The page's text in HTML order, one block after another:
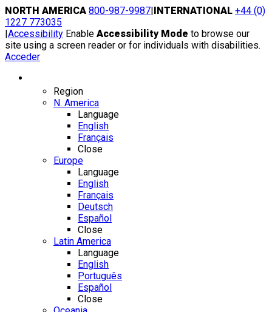
Skip
to
content
NORTH AMERICA 800-987-9987|INTERNATIONAL +44 (0)
1227 773035
|Accessibility Enable Accessibility Mode to browse our
site using a screen reader or for individuals with disabilities.
Acceder
Region
N. America
Language
English
Français
Close
Europe
Language
English
Français
Deutsch
Español
Close
Latin America
Language
English
Português
Español
Close